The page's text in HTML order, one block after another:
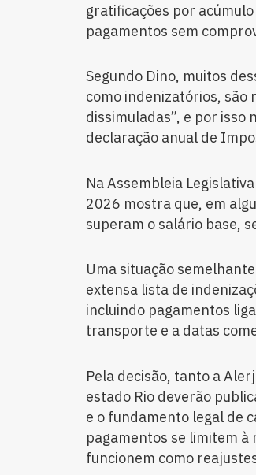
gratificações por
pagamentos sem
Segundo Dino, muitos
como indenizatórios, são
dissimuladas”, e por
declaração anual de
Na Assembleia
2026 mostra que, em
superam o salário base,
Uma situação
extensa lista de
incluindo pagamentos
transporte e a datas
Pela decisão, tanto a
estado Rio deverão
e o fundamento legal de
pagamentos se limitem à
funcionem como